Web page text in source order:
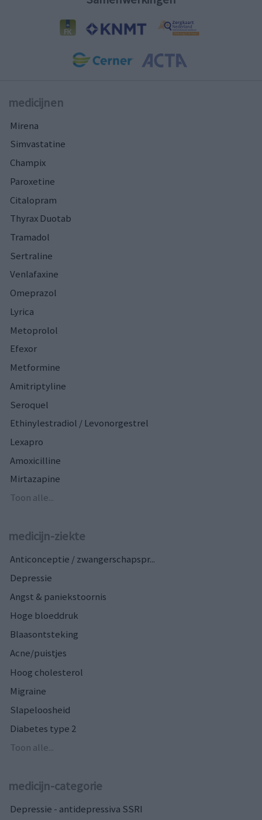
medicijnen
Mirena
Simvastatine
Champix
Paroxetine
Citalopram
Thyrax Duotab
Tramadol
Sertraline
Venlafaxine
Omeprazol
Lyrica
Metoprolol
Efexor
Metformine
Amitriptyline
Seroquel
Ethinylestradiol / Levonorgestrel
Lexapro
Amoxicilline
Mirtazapine
Toon alle...
medicijn-ziekte
Anticonceptie / zwangerschapspr...
Depressie
Angst & paniekstoornis
Hoge bloeddruk
Blaasontsteking
Acne/puistjes
Hoog cholesterol
Migraine
Slapeloosheid
Diabetes type 2
Toon alle...
medicijn-categorie
Depressie - antidepressiva SSRI